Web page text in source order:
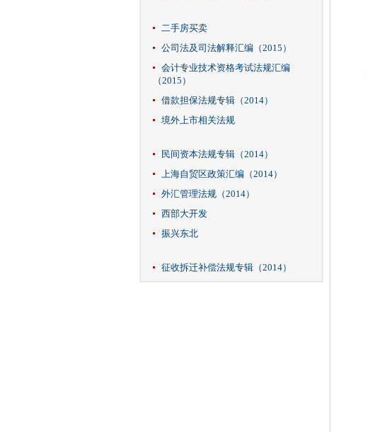
二手房买卖
公司法及司法解释汇编（2015）
会计专业技术资格考试法规汇编
（2015）
借款担保法规专辑（2014）
境外上市相关法规
民间资本法规专辑（2014）
上海自贸区政策汇编（2014）
外汇管理法规（2014）
西部大开发
振兴东北
征收拆迁补偿法规专辑（2014）